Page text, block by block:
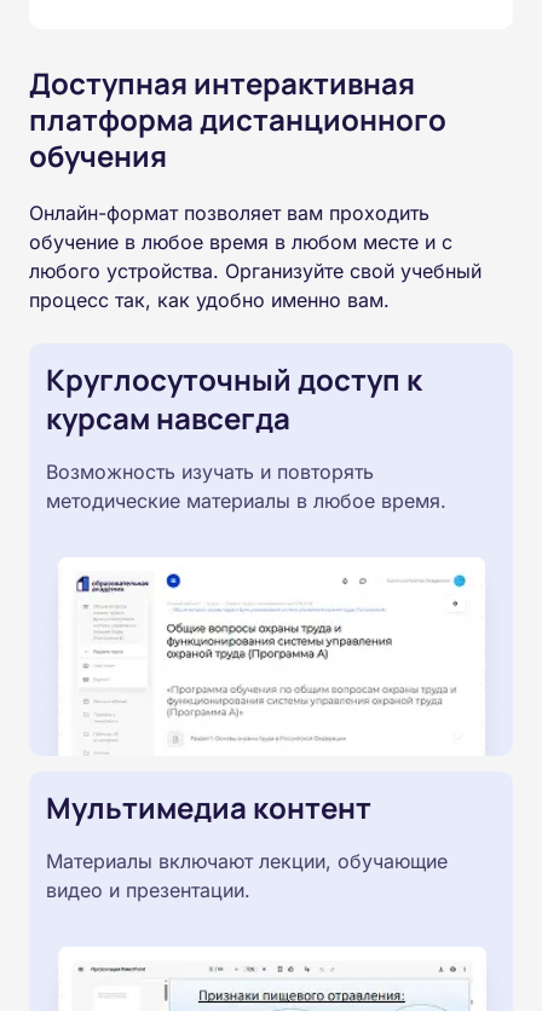
Доступная интерактивная
платформа дистанционного
обучения
Онлайн-формат позволяет вам проходить
обучение в любое время в любом месте и с
любого устройства. Организуйте свой учебный
процесс так, как удобно именно вам.
Круглосуточный доступ к
курсам навсегда
Возможность изучать и повторять
методические материалы в любое время.
Мультимедиа контент
Материалы включают лекции, обучающие
видео и презентации.